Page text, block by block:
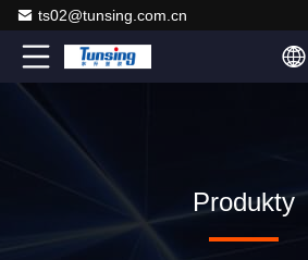
ts02@tunsing.com.cn
Produkty